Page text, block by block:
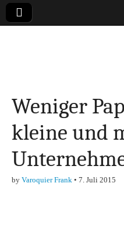
Finanzen,
&
Weniger
kleine und
by Varoquier Frank • 7. Juli 2015